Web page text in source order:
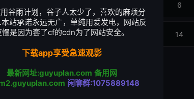
6
12 13 14
谷雨计划，谷子人太少了，喜欢的麻烦分
站承诺永远无广，单纯用爱发电，网站反
慢是因为套了cf的cdn为了网站安全。
下载app享受急速观影
最新网址:guyuplan.com 备用网
闲聊群:1075889148